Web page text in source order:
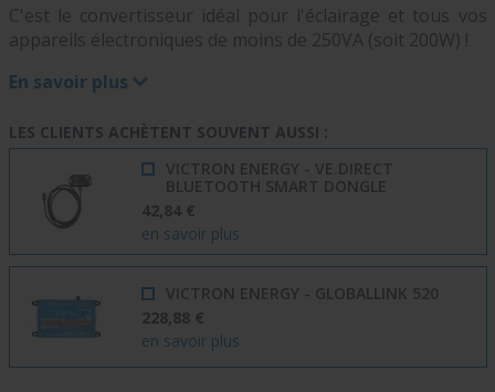
C'est le convertisseur idéal pour l'éclairage et tous vos
appareils électroniques de moins de 250VA (soit 200W) !
En savoir plus
LES CLIENTS ACHÈTENT SOUVENT AUSSI :
VICTRON ENERGY - VE.DIRECT
BLUETOOTH SMART DONGLE
42,84 €
en savoir plus
VICTRON ENERGY - GLOBALLINK 520
228,88 €
en savoir plus